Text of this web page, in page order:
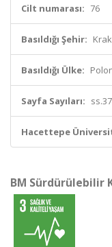
Cilt numarası: 76
Basıldığı Şehir:
Basıldığı Ülke:
Sayfa Sayıları: ss.37
Hacettepe
BM Sürdürülebilir